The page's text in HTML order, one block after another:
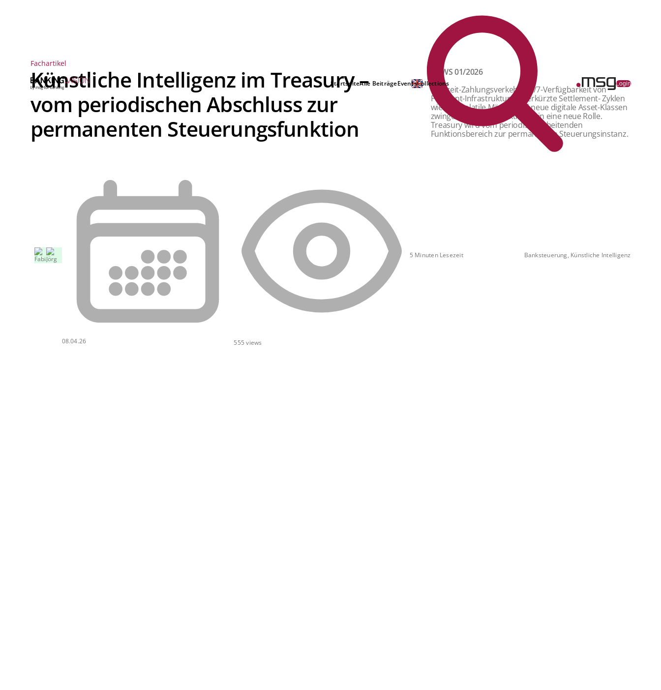
StartseiteAlle BeiträgeEventsCollections Login
Fachartikel
Künstliche Intelligenz im Treasury –
vom periodischen Abschluss zur
permanenten Steuerungsfunktion
NEWS 01/2026
Echtzeit-Zahlungsverkehr, 24/7-Verfügbarkeit von
Payment-Infrastrukturen, verkürzte Settlement- Zyklen
wie T+1, volatile Märkte und neue digitale Asset-Klassen
zwingen Treasury-Funktionen in eine neue Rolle.
Treasury wird vom periodisch arbeitenden
Funktionsbereich zur permanenten Steuerungsinstanz.
08.04.26 555 views
5 Minuten Lesezeit Banksteuerung, Künstliche Intelligenz